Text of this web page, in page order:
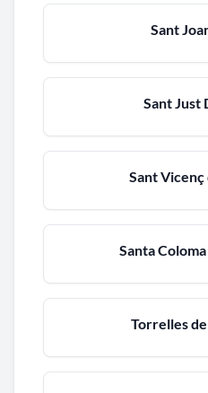
Sant
Sant Just
Sant
Santa
Torrelles